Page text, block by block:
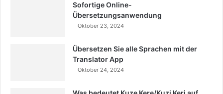
Sofortige Online-
Übersetzungsanwendung
Oktober 23, 2024
Übersetzen Sie alle Sprachen mit der
Translator App
Oktober 24, 2024